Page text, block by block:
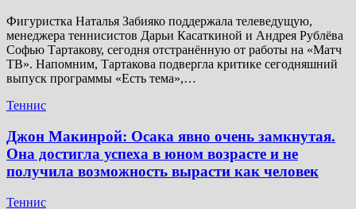
Фигуристка Наталья Забияко поддержала телеведущую,
менеджера теннисистов Дарьи Касаткиной и Андрея Рублёва
Софью Тартакову, сегодня отстранённую от работы на «Матч
ТВ». Напомним, Тартакова подвергла критике сегодняшний
выпуск программы «Есть тема»,…
Теннис
Джон Макинрой: Осака явно очень замкнутая.
Она достигла успеха в юном возрасте и не
получила возможность вырасти как человек
Теннис